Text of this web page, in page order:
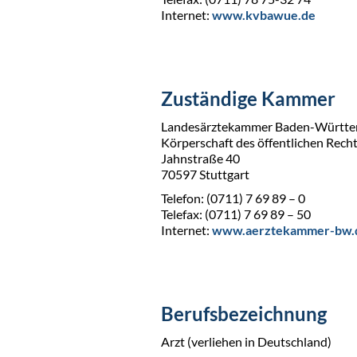
Internet: www.kvbawue.de
Zuständige Kammer
Landesärztekammer Baden-
Körperschaft des öffentlichen
Jahnstraße 40
70597 Stuttgart
Telefon: (0711) 7 69 89 – 0
Telefax: (0711) 7 69 89 – 50
Internet: www.aerztekammer-
Berufsbezeichnung
Arzt (verliehen in Deutschland)